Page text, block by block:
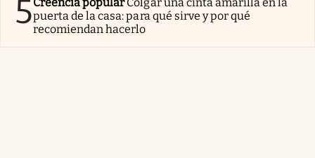
5puerta de la casa: para qué sirve y por qué
recomiendan hacerlo